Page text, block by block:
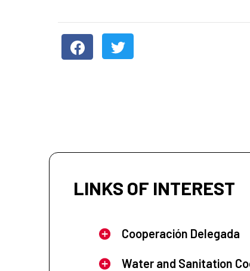
LINKS OF INTEREST
Cooperación Delegada
Water and Sanitation